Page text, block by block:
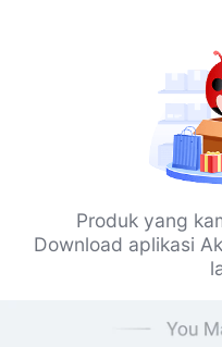
Produk yang
Download aplikasi